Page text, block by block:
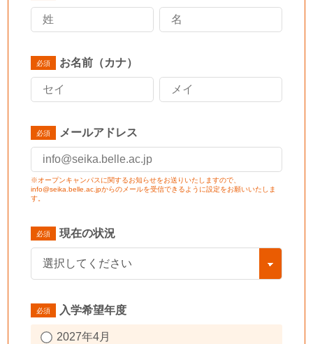
お名前（カナ）
メールアドレス
※オープンキャンパスに関するお知らせをお送りいたしますので、
info@seika.belle.ac.jpからのメールを受信できるように設定をお願いいたしま
す。
現在の状況
入学希望年度
2027年4月